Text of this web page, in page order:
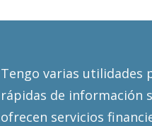
Tengo varias utilidades
rápidas de información
ofrecen servicios